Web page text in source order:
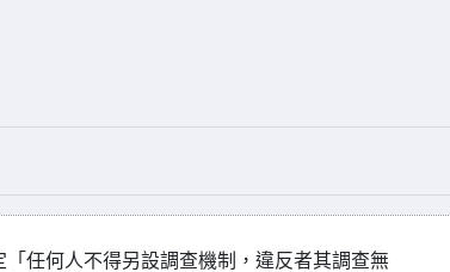
任何人不得另設調查機制，違反者其調查無